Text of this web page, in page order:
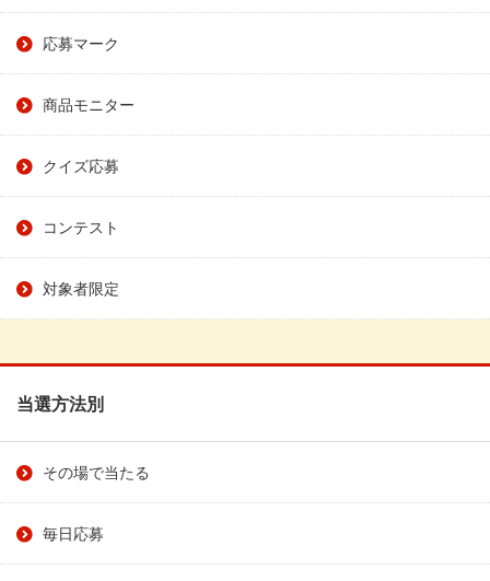
応募マーク
商品モニター
クイズ応募
コンテスト
対象者限定
当選方法別
その場で当たる
毎日応募